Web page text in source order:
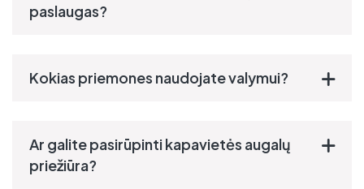
paslaugas?
Kokias priemones naudojate valymui?
Ar galite pasirūpinti kapavietės augalų
priežiūra?